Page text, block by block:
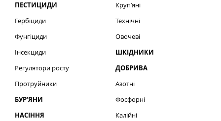
ПЕСТИЦИДИ
Гербіциди
Фунгіциди
Інсекциди
Регулятори росту
Протруйники
БУР’ЯНИ
НАСІННЯ
Круп’яні
Технічні
Овочеві
ШКІДНИКИ
ДОБРИВА
Азотні
Фосфорні
Калійні